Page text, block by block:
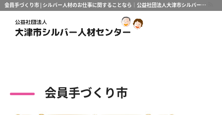
会員手づくり市 | シルバー人材のお仕事に関することなら｜公益社団法人大津市シルバー人材センター | Page 3
会員手づくり市